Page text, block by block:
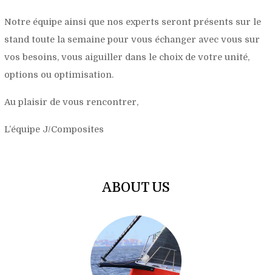
Notre équipe ainsi que nos experts seront présents sur le
stand toute la semaine pour vous échanger avec vous sur
vos besoins, vous aiguiller dans le choix de votre unité,
options ou optimisation.
Au plaisir de vous rencontrer,
L’équipe J/Composites
ABOUT US